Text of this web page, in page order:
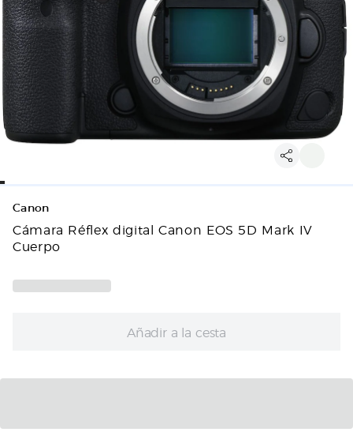
Canon
Cámara Réflex digital Canon EOS 5D Mark IV
Cuerpo
Añadir a la cesta